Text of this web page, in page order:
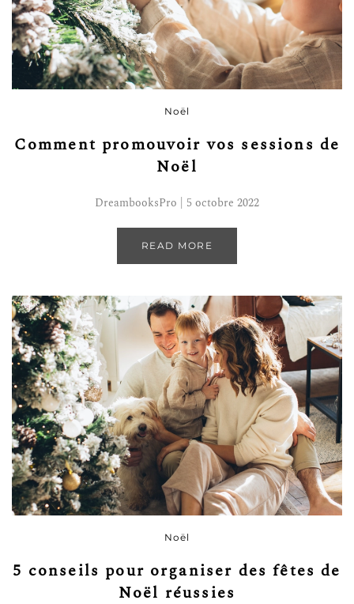
Noël
Comment promouvoir vos sessions de
Noël
DreambooksPro | 5 octobre 2022
READ MORE
Noël
5 conseils pour organiser des fêtes de
Noël réussies